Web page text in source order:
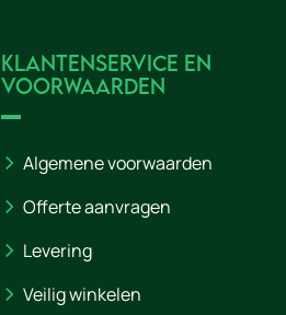
Klantenservice en
voorwaarden
Algemene voorwaarden
Offerte aanvragen
Levering
Veilig winkelen